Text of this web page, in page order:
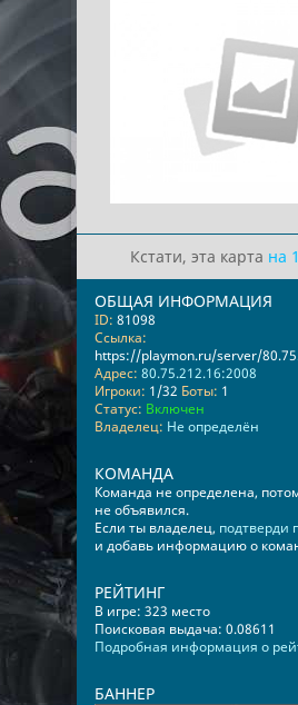
Кстати, эта карта на
ОБЩАЯ ИНФОРМАЦИЯ
ID: 81098
Ссылка:
https://playmon.ru/server/
Адрес: 80.75.212.16:2008
Игроки: 1/32 Боты: 1
Статус: Включен
Владелец: Не определён
КОМАНДА
Команда не определена,
не объявился.
Если ты владелец, подтверди
и добавь информацию о
РЕЙТИНГ
В игре: 323 место
Поисковая выдача: 0.08611
Подробная информация о
БАННЕР